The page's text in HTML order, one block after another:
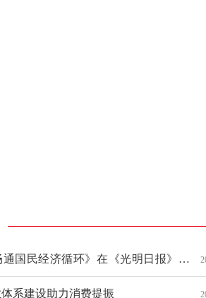
通国民经济循环》在《光明日报》刊
系建设助力消费提振